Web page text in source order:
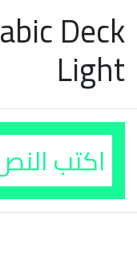
Deck
Light